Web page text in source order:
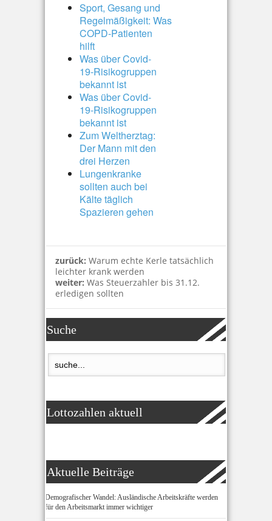
Sport, Gesang und
Regelmäßigkeit: Was
COPD-Patienten
hilft
Was über Covid-
19-Risikogruppen
bekannt ist
Was über Covid-
19-Risikogruppen
bekannt ist
Zum Weltherztag:
Der Mann mit den
drei Herzen
Lungenkranke
sollten auch bei
Kälte täglich
Spazieren gehen
zurück: Warum echte Kerle tatsächlich
leichter krank werden
weiter: Was Steuerzahler bis 31.12.
erledigen sollten
Suche
Lottozahlen aktuell
Aktuelle Beiträge
Demografischer Wandel: Ausländische Arbeitskräfte werden
für den Arbeitsmarkt immer wichtiger